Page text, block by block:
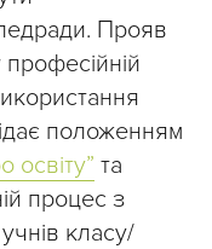
Прояв
положенням
освіту” та
процес з
класу/